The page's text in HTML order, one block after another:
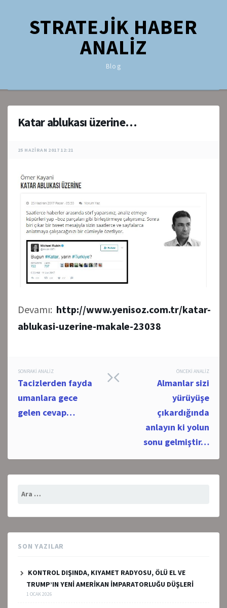
STRATEJİK HABER
ANALİZ
Blog
Katar ablukası üzerine…
25 HAZIRAN 2017 12:21
Devamı: http://www.yenisoz.com.tr/katar-
ablukasi-uzerine-makale-23038
Post
navigation
ÖNCEKI ANALIZ
Almanlar sizi
yürüyüşe
çıkardığında
anlayın ki yolun
sonu gelmiştir…
SONRAKI ANALIZ
Tacizlerden fayda
umanlara gece
gelen cevap…
SON YAZILAR
KONTROL DIŞINDA, KIYAMET RADYOSU, ÖLÜ EL VE
TRUMP’IN YENİ AMERİKAN İMPARATORLUĞU DÜŞLERİ
1 OCAK 2026